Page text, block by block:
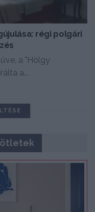
régi polgári
a "Hölgy
a...
ötletek